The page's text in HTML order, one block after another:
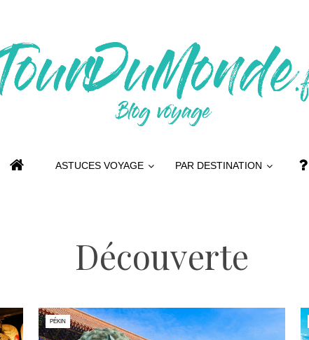
ASTUCES VOYAGE PAR DESTINATION
Découverte
PÉKIN